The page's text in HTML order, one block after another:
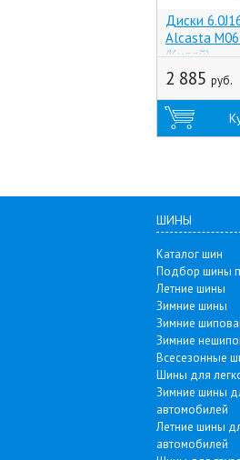
Диски
Alcasta M06
(Китай)
2 885 руб.
ШИНЫ
Каталог шин
Подбор шины
Летние шины
Зимние шины
Зимние
Зимние
Всесезонные
Шины для
Зимние шины
автомобилей
Летние шины
автомобилей